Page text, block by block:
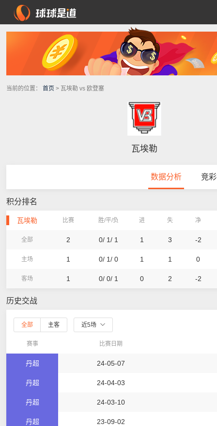
当前的位置： 首页 > 瓦埃勒 vs 欧登塞
瓦埃勒
数据分析 竞
积分排名
瓦埃勒 比赛 胜/平/负 进 失 净
全部 2 0/ 1/ 1 1 3 -2
主场 1 0/ 1/ 0 1 1 0
客场 1 0/ 0/ 1 0 2 -2
历史交战
全部 主客 近5场
赛事 比赛日期
丹超 24-05-07
丹超 24-04-03
丹超 24-03-10
丹超 23-09-02